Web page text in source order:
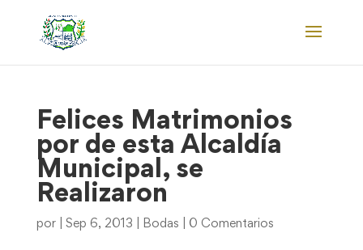
Felices Matrimonios
por de esta Alcaldía
Municipal, se
Realizaron
por Sep 6, 2013 Bodas 0 Comentarios